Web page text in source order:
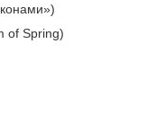
of Spring)